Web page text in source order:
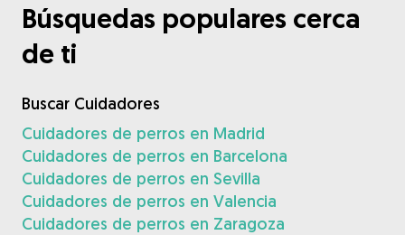
Búsquedas populares cerca
de ti
Buscar Cuidadores
Cuidadores de perros en Madrid
Cuidadores de perros en Barcelona
Cuidadores de perros en Sevilla
Cuidadores de perros en Valencia
Cuidadores de perros en Zaragoza